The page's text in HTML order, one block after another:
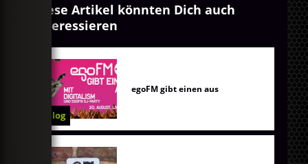
Diese Artikel könnten Dich auch
interessieren
Blog
egoFM gibt einen aus